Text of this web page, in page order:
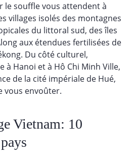
le souffle vous attendent à
villages isolés des montagnes
du littoral sud, des îles
aux étendues fertilisées de
Du côté culturel,
à Hanoi et à Hô Chi Minh Ville,
de la cité impériale de Hué,
vous envoûter.
Vietnam: 10